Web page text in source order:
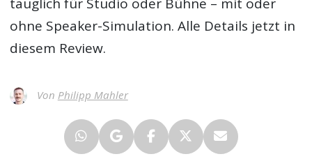
tauglich für Studio oder Bühne – mit oder
ohne Speaker-Simulation. Alle Details jetzt in
diesem Review.
Von Philipp Mahler